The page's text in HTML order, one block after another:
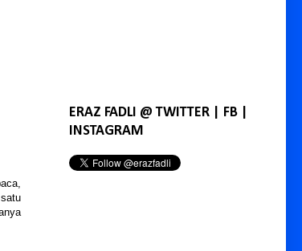
ERAZ FADLI @ TWITTER | FB |
INSTAGRAM